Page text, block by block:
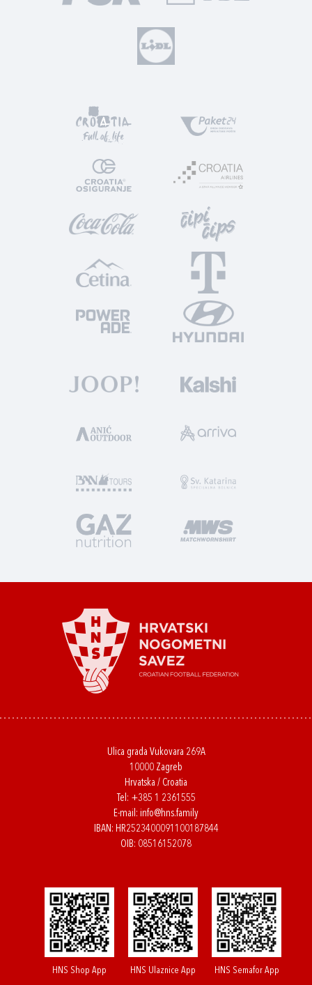
Ulica grada Vukovara 269A
10000 Zagreb
Hrvatska / Croatia
Tel: +385 1 2361555
E-mail: info@hns.family
IBAN: HR2523400091100187844
OIB: 08516152078
HNS Shop App HNS Ulaznice App HNS Semafor App